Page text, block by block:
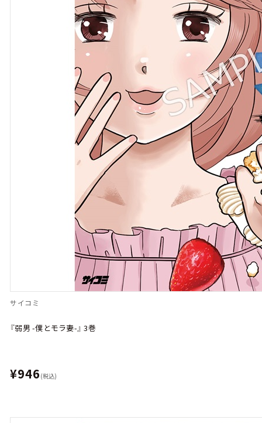
サイコミ
『弱男 -僕とモラ妻-』 3巻
¥946 (税込)